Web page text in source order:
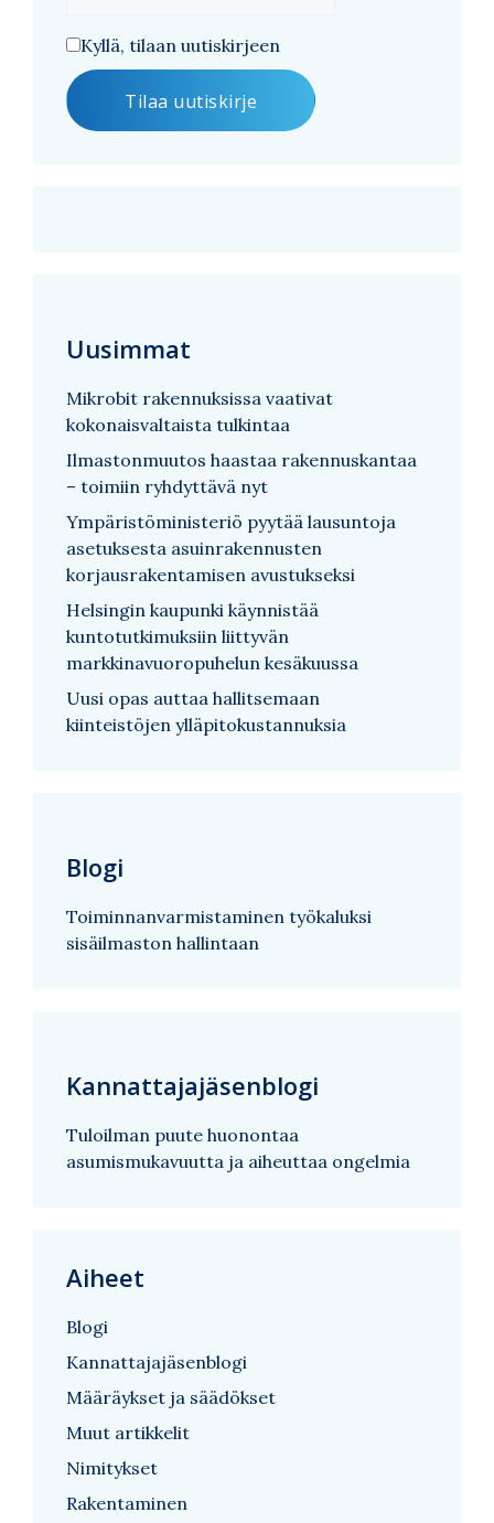
Kyllä, tilaan uutiskirjeen
Uusimmat
Mikrobit rakennuksissa vaativat
kokonaisvaltaista tulkintaa
Ilmastonmuutos haastaa rakennuskantaa
– toimiin ryhdyttävä nyt
Ympäristöministeriö pyytää lausuntoja
asetuksesta asuinrakennusten
korjausrakentamisen avustukseksi
Helsingin kaupunki käynnistää
kuntotutkimuksiin liittyvän
markkinavuoropuhelun kesäkuussa
Uusi opas auttaa hallitsemaan
kiinteistöjen ylläpitokustannuksia
Blogi
Toiminnanvarmistaminen työkaluksi
sisäilmaston hallintaan
Kannattajajäsenblogi
Tuloilman puute huonontaa
asumismukavuutta ja aiheuttaa ongelmia
Aiheet
Blogi
Kannattajajäsenblogi
Määräykset ja säädökset
Muut artikkelit
Nimitykset
Rakentaminen